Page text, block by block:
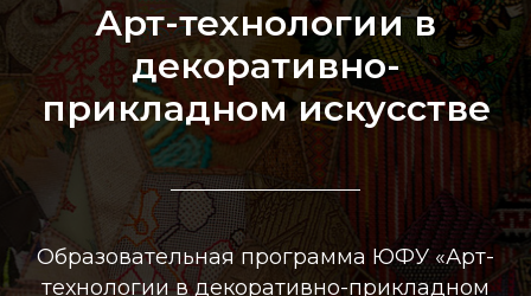
Арт-технологии в
декоративно-
прикладном искусстве
Образовательная программа ЮФУ «Арт-
технологии в декоративно-прикладном